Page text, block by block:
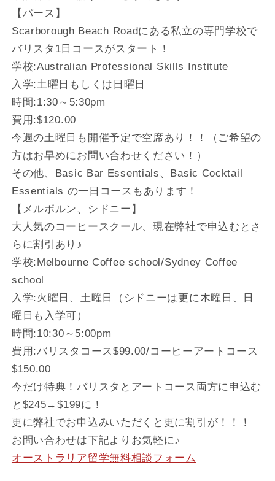
【パース】
Scarborough Beach Roadにある私立の専門学校で
バリスタ1日コースがスタート！
学校:Australian Professional Skills Institute
入学:土曜日もしくは日曜日
時間:1:30～5:30pm
費用:$120.00
今週の土曜日も開催予定で空席あり！！（ご希望の
方はお早めにお問い合わせください！）
その他、Basic Bar Essentials、Basic Cocktail
Essentials の一日コースもあります！
【メルボルン、シドニー】
大人気のコーヒースクール、現在弊社で申込むとさ
らに割引あり♪
学校:Melbourne Coffee school/Sydney Coffee
school
入学:火曜日、土曜日（シドニーは更に木曜日、日
曜日も入学可）
時間:10:30～5:00pm
費用:バリスタコース$99.00/コーヒーアートコース
$150.00
今だけ特典！バリスタとアートコース両方に申込む
と$245→$199に！
更に弊社でお申込みいただくと更に割引が！！！
お問い合わせは下記よりお気軽に♪
オーストラリア留学無料相談フォーム